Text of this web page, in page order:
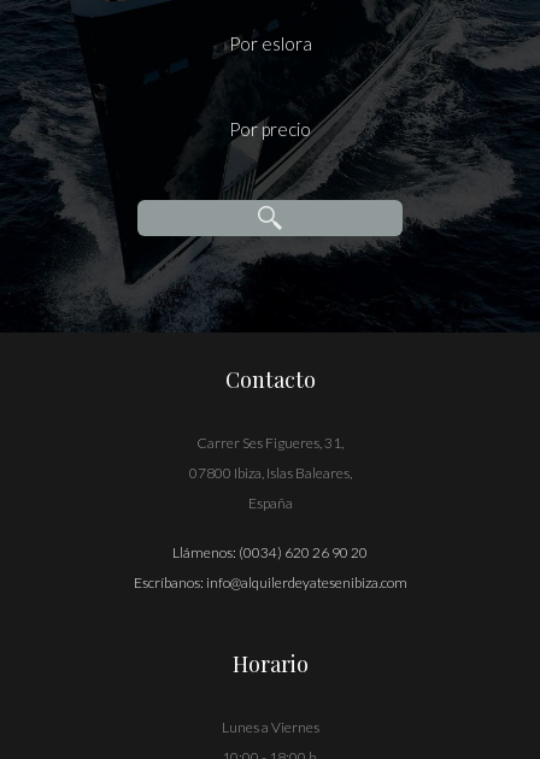
Por eslora
Por precio
Contacto
Carrer Ses Figueres, 31,
07800 Ibiza, Islas Baleares,
España
Llámenos: (0034) 620 26 90 20
Escríbanos: info@alquilerdeyatesenibiza.com
Horario
Lunes a Viernes